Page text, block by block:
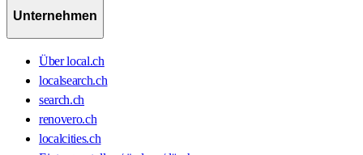
Unternehmen
Über local.ch
localsearch.ch
search.ch
renovero.ch
localcities.ch